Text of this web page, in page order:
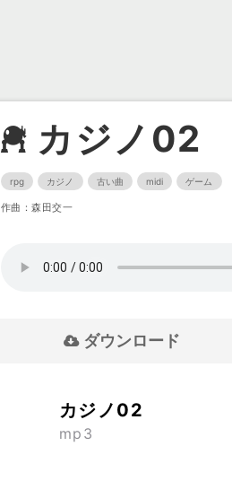
カジノ02
rpg カジノ 古い曲 midi ゲーム
作曲：森田交一
ダウンロード
カジノ02
mp3